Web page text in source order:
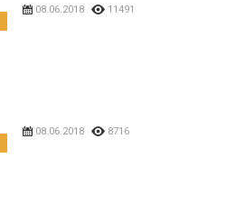
08.06.2018 11491
08.06.2018 8716